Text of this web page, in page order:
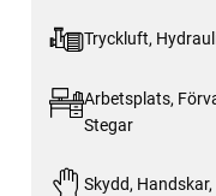
Tryckluft,
Arbetsplats,
Stegar
Skydd,